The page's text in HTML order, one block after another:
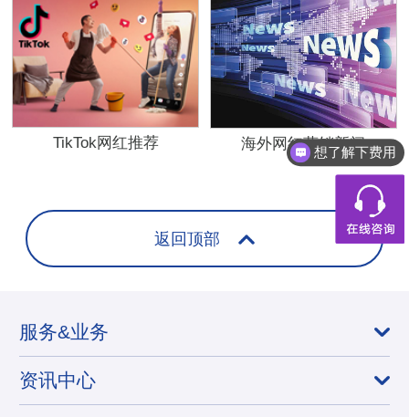
TikTok网红推荐 海外网红营销新闻
返回顶部
服务&业务
资讯中心
想了解下费用
都有什么服务